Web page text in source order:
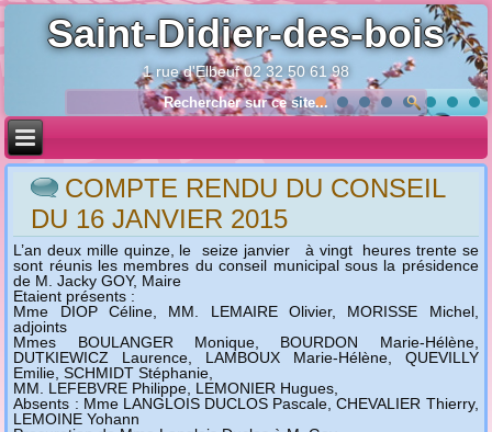
Saint-Didier-des-bois
1 rue d'Elbeuf 02 32 50 61 98
COMPTE RENDU DU CONSEIL
DU 16 JANVIER 2015
L’an deux mille quinze, le seize janvier à vingt heures trente se
sont réunis les membres du conseil municipal sous la présidence
de M. Jacky GOY, Maire
Etaient présents :
Mme DIOP Céline, MM. LEMAIRE Olivier, MORISSE Michel,
adjoints
Mmes BOULANGER Monique, BOURDON Marie-Hélène,
DUTKIEWICZ Laurence, LAMBOUX Marie-Hélène, QUEVILLY
Emilie, SCHMIDT Stéphanie,
MM. LEFEBVRE Philippe, LEMONIER Hugues,
Absents : Mme LANGLOIS DUCLOS Pascale, CHEVALIER Thierry,
LEMOINE Yohann
Année
précédente
Mois
précédent
Année
suivante
Mois
suivant